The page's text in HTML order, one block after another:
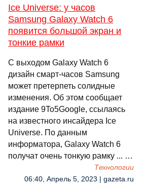
Ice Universe: у часов
Samsung Galaxy Watch 6
появится большой экран и
тонкие рамки
С выходом Galaxy Watch 6
дизайн смарт-часов Samsung
может претерпеть солидные
изменения. Об этом сообщает
издание 9To5Google, ссылаясь
на известного инсайдера Ice
Universe. По данным
информатора, Galaxy Watch 6
получат очень тонкую рамку ... …
Технологии
06:40, Апрель 5, 2023 | gazeta.ru